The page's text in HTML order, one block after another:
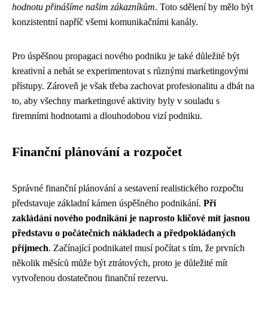
hodnotu přinášíme našim zákazníkům. Toto sdělení by mělo být
konzistentní napříč všemi komunikačními kanály.
Pro úspěšnou propagaci nového podniku je také důležité být
kreativní a nebát se experimentovat s různými marketingovými
přístupy. Zároveň je však třeba zachovat profesionalitu a dbát na
to, aby všechny marketingové aktivity byly v souladu s
firemními hodnotami a dlouhodobou vizí podniku.
Finanční plánování a rozpočet
Správné finanční plánování a sestavení realistického rozpočtu
představuje základní kámen úspěšného podnikání. Při
zakládání nového podnikání je naprosto klíčové mít jasnou
představu o počátečních nákladech a předpokládaných
příjmech. Začínající podnikatel musí počítat s tím, že prvních
několik měsíců může být ztrátových, proto je důležité mít
vytvořenou dostatečnou finanční rezervu.